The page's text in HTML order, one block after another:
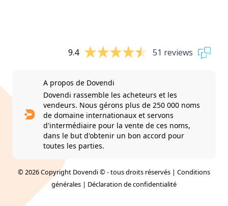
9.4 51 reviews
A propos de Dovendi
Dovendi rassemble les acheteurs et les
vendeurs. Nous gérons plus de 250 000 noms
de domaine internationaux et servons
d'intermédiaire pour la vente de ces noms,
dans le but d'obtenir un bon accord pour
toutes les parties.
© 2026 Copyright Dovendi © - tous droits réservés | Conditions
générales | Déclaration de confidentialité